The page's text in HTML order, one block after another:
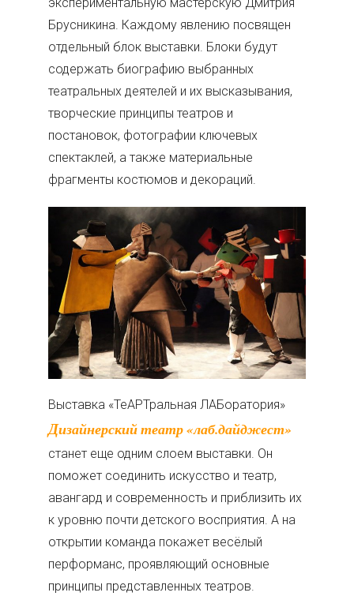
экспериментальную мастерскую Дмитрия
Брусникина. Каждому явлению посвящен
отдельный блок выставки. Блоки будут
содержать биографию выбранных
театральных деятелей и их высказывания,
творческие принципы театров и
постановок, фотографии ключевых
спектаклей, а также материальные
фрагменты костюмов и декораций.
Выставка «ТеАРТральная ЛАБоратория»
Дизайнерский театр «лаб.дайджест»
станет еще одним слоем выставки. Он
поможет соединить искусство и театр,
авангард и современность и приблизить их
к уровню почти детского восприятия. А на
открытии команда покажет весёлый
перформанс, проявляющий основные
принципы представленных театров.